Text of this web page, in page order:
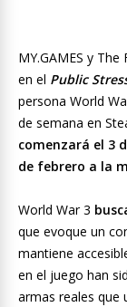
MY.GAMES y
en el Public
persona World
de semana en
comenzará el 3
de febrero a la
World War 3
que evoque un
mantiene
en el juego han
armas reales que